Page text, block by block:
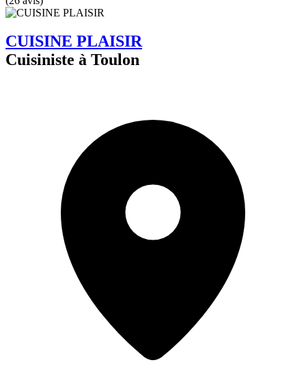
CUISINE PLAISIR
Cuisiniste à Toulon